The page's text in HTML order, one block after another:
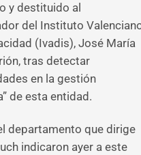
y destituido al
del Instituto
(Ivadis), José María
tras detectar
en la gestión
de esta entidad.
departamento que dirige
indicaron ayer a este